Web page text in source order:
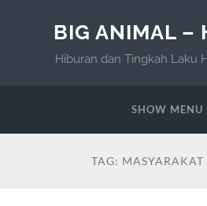
BIG ANIMAL –
Hiburan dan Tingkah Laku
SHOW MENU
TAG: MASYARAKAT